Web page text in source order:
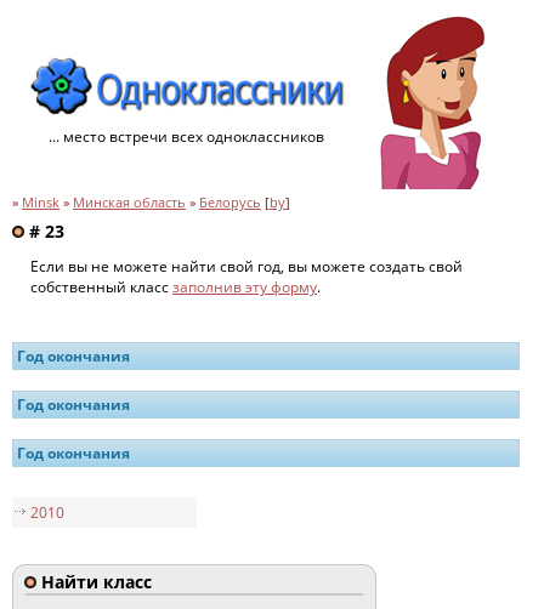
... место встречи всех одноклассников
» Minsk » Минская область » Белорусь [by]
# 23
Если вы не можете найти свой год, вы можете создать свой
собственный классзаполнив эту форму.
Год окончания
Год окончания
Год окончания
2010
Найти класс